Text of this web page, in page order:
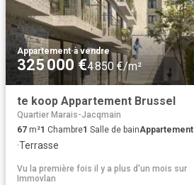
Appartement·à vendre
325 000 €4 850 €/m²
te koop Appartement Brussel
Quartier Marais-Jacqmain
67 m²1 Chambre1 Salle de bainAppartement
·Terrasse
Vu la première fois il y a plus d'un mois sur
Immovlan